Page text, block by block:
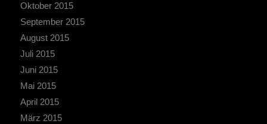
Oktober 2015
September 2015
August 2015
Juli 2015
Juni 2015
Mai 2015
April 2015
März 2015